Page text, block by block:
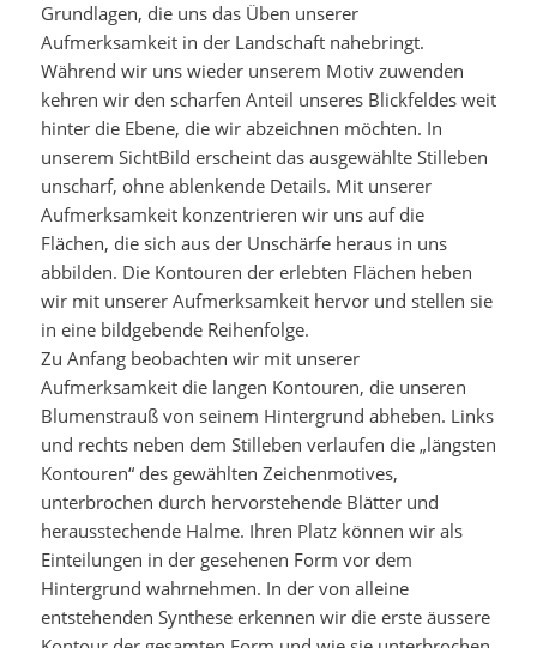
Grundlagen, die uns das Üben unserer
Aufmerksamkeit in der Landschaft nahebringt.
Während wir uns wieder unserem Motiv zuwenden
kehren wir den scharfen Anteil unseres Blickfeldes weit
hinter die Ebene, die wir abzeichnen möchten. In
unserem SichtBild erscheint das ausgewählte Stilleben
unscharf, ohne ablenkende Details. Mit unserer
Aufmerksamkeit konzentrieren wir uns auf die
Flächen, die sich aus der Unschärfe heraus in uns
abbilden. Die Kontouren der erlebten Flächen heben
wir mit unserer Aufmerksamkeit hervor und stellen sie
in eine bildgebende Reihenfolge.
Zu Anfang beobachten wir mit unserer
Aufmerksamkeit die langen Kontouren, die unseren
Blumenstrauß von seinem Hintergrund abheben. Links
und rechts neben dem Stilleben verlaufen die „längsten
Kontouren“ des gewählten Zeichenmotives,
unterbrochen durch hervorstehende Blätter und
herausstechende Halme. Ihren Platz können wir als
Einteilungen in der gesehenen Form vor dem
Hintergrund wahrnehmen. In der von alleine
entstehenden Synthese erkennen wir die erste äussere